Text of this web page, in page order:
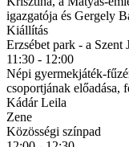
igazgatója és Gergely
Kiállítás
Erzsébet park - a
11:30 - 12:00
Népi gyermekjáték-
csoportjának előadása,
Kádár Leila
Zene
Közösségi színpad